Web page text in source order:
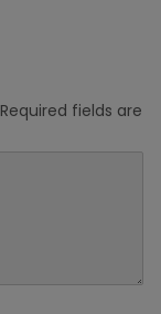
Required fields are